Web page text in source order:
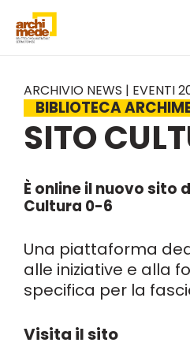
ARCHIVIO NEWS | EVENTI
BIBLIOTECA
SITO
È online il nuovo sito
Cultura 0-6
Una piattaforma
alle iniziative e alla
specifica per la
Visita il sito